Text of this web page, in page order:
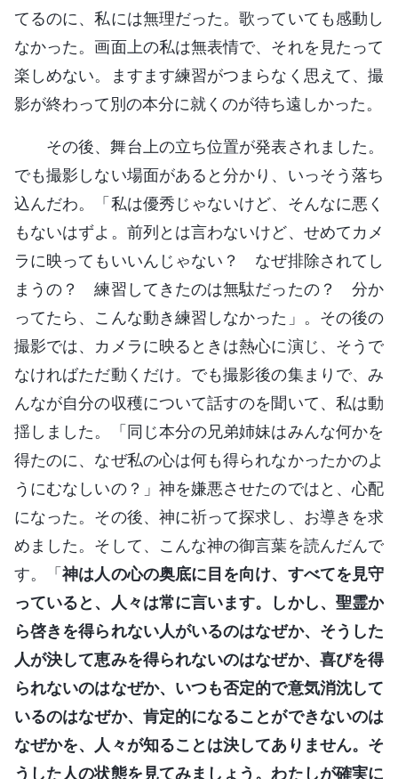
てるのに、私には無理だった。歌っていても感動し
なかった。画面上の私は無表情で、それを見たって
楽しめない。ますます練習がつまらなく思えて、撮
影が終わって別の本分に就くのが待ち遠しかった。
その後、舞台上の立ち位置が発表されました。
でも撮影しない場面があると分かり、いっそう落ち
込んだわ。「私は優秀じゃないけど、そんなに悪く
もないはずよ。前列とは言わないけど、せめてカメ
ラに映ってもいいんじゃない？ なぜ排除されてし
まうの？ 練習してきたのは無駄だったの？ 分か
ってたら、こんな動き練習しなかった」。その後の
撮影では、カメラに映るときは熱心に演じ、そうで
なければただ動くだけ。でも撮影後の集まりで、み
んなが自分の収穫について話すのを聞いて、私は動
揺しました。「同じ本分の兄弟姉妹はみんな何かを
得たのに、なぜ私の心は何も得られなかったかのよ
うにむなしいの？」神を嫌悪させたのではと、心配
になった。その後、神に祈って探求し、お導きを求
めました。そして、こんな神の御言葉を読んだんで
す。「神は人の心の奥底に目を向け、すべてを見守
っていると、人々は常に言います。しかし、聖霊か
ら啓きを得られない人がいるのはなぜか、そうした
人が決して恵みを得られないのはなぜか、喜びを得
られないのはなぜか、いつも否定的で意気消沈して
いるのはなぜか、肯定的になることができないのは
なぜかを、人々が知ることは決してありません。そ
うした人の状態を見てみましょう。わたしが確実に